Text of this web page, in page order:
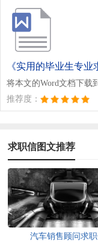
《实用的毕业生专业
将本文的Word文档下载
推荐度：
求职信图文推荐
汽车销售顾问求